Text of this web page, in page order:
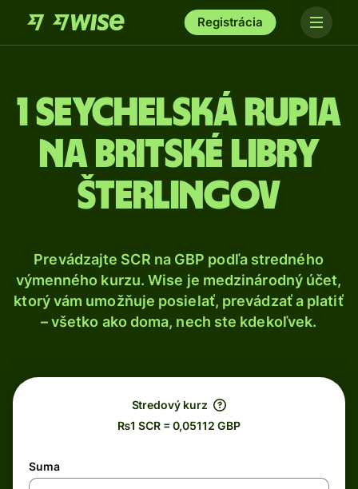
Registrácia
1 Seychelská rupia
na britské libry
šterlingov
Prevádzajte SCR na GBP podľa stredného
výmenného kurzu. Wise je medzinárodný účet,
ktorý vám umožňuje posielať, prevádzať a platiť
– všetko ako doma, nech ste kdekoľvek.
Stredový kurz
₨1 SCR = 0,05112 GBP
Suma